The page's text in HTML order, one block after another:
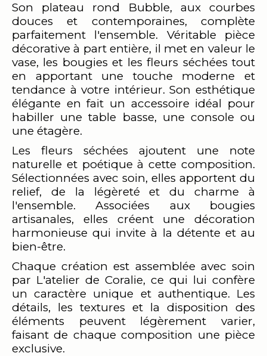
Son plateau rond Bubble, aux courbes
douces et contemporaines, complète
parfaitement l'ensemble. Véritable pièce
décorative à part entière, il met en valeur le
vase, les bougies et les fleurs séchées tout
en apportant une touche moderne et
tendance à votre intérieur. Son esthétique
élégante en fait un accessoire idéal pour
habiller une table basse, une console ou
une étagère.
Les fleurs séchées ajoutent une note
naturelle et poétique à cette composition.
Sélectionnées avec soin, elles apportent du
relief, de la légèreté et du charme à
l'ensemble. Associées aux bougies
artisanales, elles créent une décoration
harmonieuse qui invite à la détente et au
bien-être.
Chaque création est assemblée avec soin
par L'atelier de Coralie, ce qui lui confère
un caractère unique et authentique. Les
détails, les textures et la disposition des
éléments peuvent légèrement varier,
faisant de chaque composition une pièce
exclusive.